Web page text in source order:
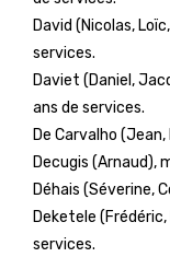
David (Nicolas,
services.
Daviet (Daniel,
ans de services.
De Carvalho
Decugis (Arnaud),
Déhais (Séverine,
Deketele
services.